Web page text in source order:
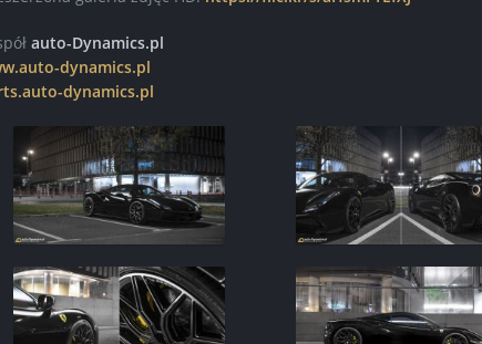
auto-Dynamics.pl
dynamics.pl
dynamics.pl